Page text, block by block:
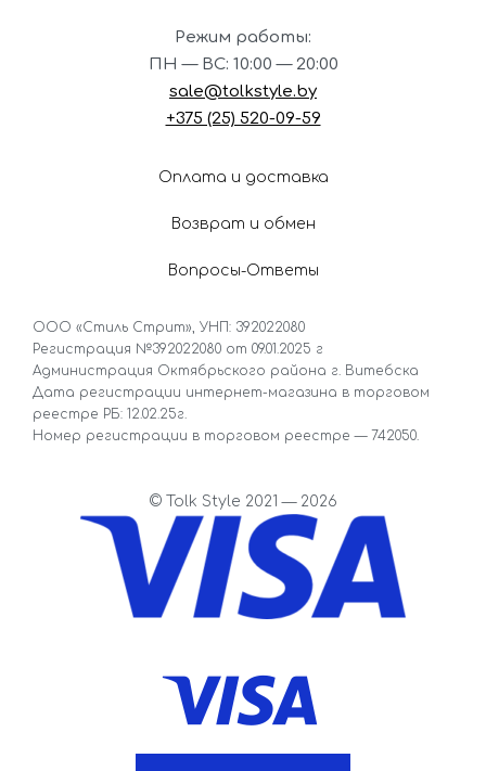
Режим работы:
ПН — ВС: 10:00 — 20:00
sale@tolkstyle.by
+375 (25) 520-09-59
Оплата и доставка
Возврат и обмен
Вопросы-Ответы
ООО «Стиль Стрит», УНП: 392022080
Регистрация №392022080 от 09.01.2025 г
Администрация Октябрьского района г. Витебска
Дата регистрации интернет-магазина в торговом
реестре РБ: 12.02.25г.
Номер регистрации в торговом реестре — 742050.
© Tolk Style 2021 — 2026